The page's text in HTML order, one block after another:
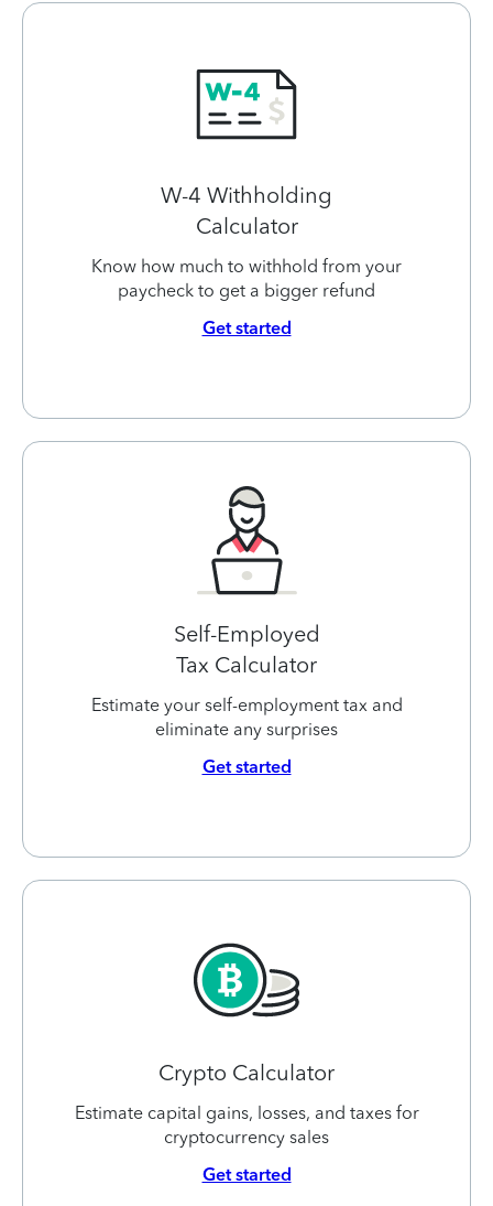
W-4 Withholding
Calculator
Know how much to withhold from your
paycheck to get a bigger refund
Get started
Self-Employed
Tax Calculator
Estimate your self-employment tax and
eliminate any surprises
Get started
Crypto Calculator
Estimate capital gains, losses, and taxes for
cryptocurrency sales
Get started